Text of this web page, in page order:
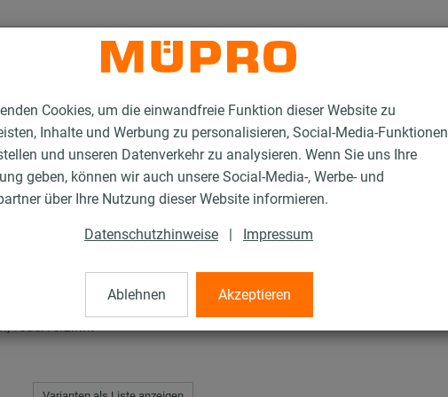
Cookies, um die einwandfreie Funktion dieser Website zu
Inhalte und Werbung zu personalisieren, Social-Media-Funktionen
und unseren Datenverkehr zu analysieren. Wenn Sie uns Ihre
geben, können wir auch unsere Social-Media-, Werbe- und
über Ihre Nutzung dieser Website informieren.
Datenschutzhinweise | Impressum
Ablehnen Akzeptieren
feuerverzinkt